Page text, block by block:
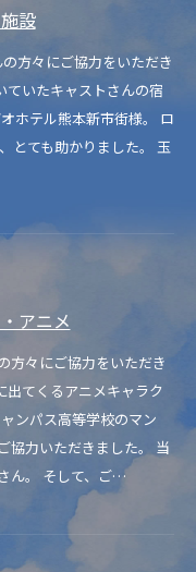
設
方々にご協力をいただき
いたキャストさんの宿
ホテル熊本新市街様。 ロ
とても助かりました。 玉
アニメ
方々にご協力をいただき
てくるアニメキャラク
ンパス高等学校のマン
協力いただきました。 当
ん。 そして、ご…